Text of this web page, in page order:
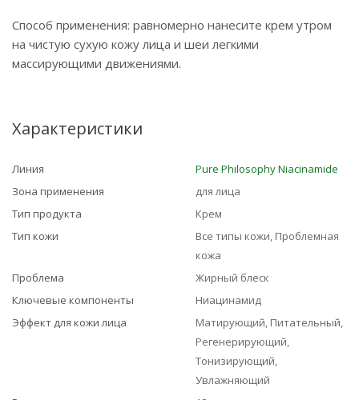
Способ применения: равномерно нанесите крем утром
на чистую сухую кожу лица и шеи легкими
массирующими движениями.
Характеристики
Линия
Pure Philosophy Niacinamide
Зона применения
для лица
Тип продукта
Крем
Тип кожи
Все типы кожи, Проблемная
кожа
Проблема
Жирный блеск
Ключевые компоненты
Ниацинамид
Эффект для кожи лица
Матирующий, Питательный,
Регенерирующий,
Тонизирующий,
Увлажняющий